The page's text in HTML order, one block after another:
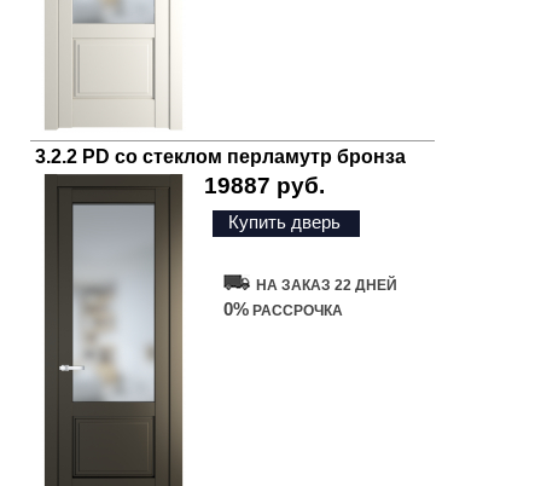
3.2.2 PD со стеклом перламутр бронза
19887 руб.
Купить дверь
НА ЗАКАЗ 22 ДНЕЙ
0% РАССРОЧКА